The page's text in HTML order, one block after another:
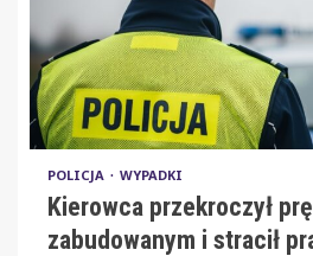
POLICJA WYPADKI
Kierowca przekroczył
zabudowanym i stracił